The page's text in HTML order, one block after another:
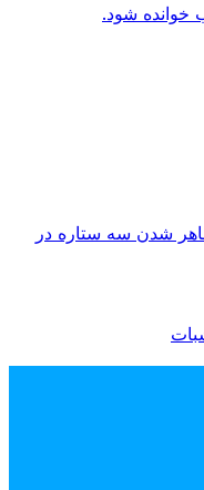
خوانده شود.
شدن سه ستاره در